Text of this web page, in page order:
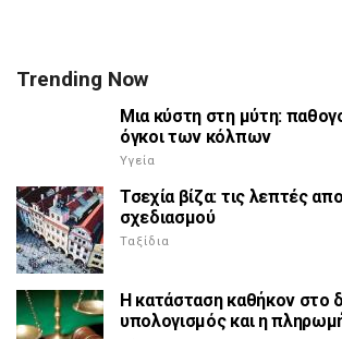
Trending Now
Μια κύστη στη μύτη:
όγκοι των κόλπων
Υγεία
Τσεχία βίζα: τις λεπτές
σχεδιασμού
Ταξίδια
Η κατάσταση καθήκον στο
υπολογισμός και η